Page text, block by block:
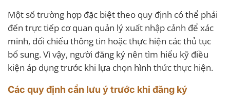
Một số trường hợp đặc biệt theo quy định có thể phải
đến trực tiếp cơ quan quản lý xuất nhập cảnh để xác
minh, đối chiếu thông tin hoặc thực hiện các thủ tục
bổ sung. Vì vậy, người đăng ký nên tìm hiểu kỹ điều
kiện áp dụng trước khi lựa chọn hình thức thực hiện.
Các quy định cần lưu ý trước khi đăng ký